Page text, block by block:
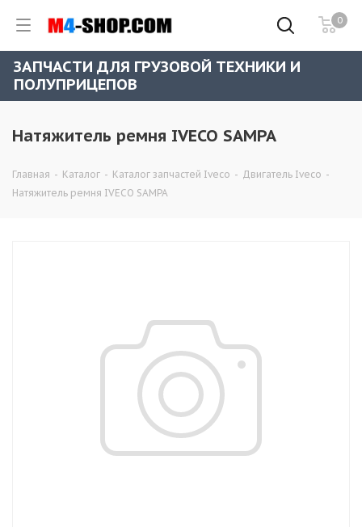
0
ЗАПЧАСТИ ДЛЯ ГРУЗОВОЙ ТЕХНИКИ И
ПОЛУПРИЦЕПОВ
Натяжитель ремня IVECO SAMPA
Главная - Каталог - Каталог запчастей Iveco - Двигатель Iveco -
Натяжитель ремня IVECO SAMPA